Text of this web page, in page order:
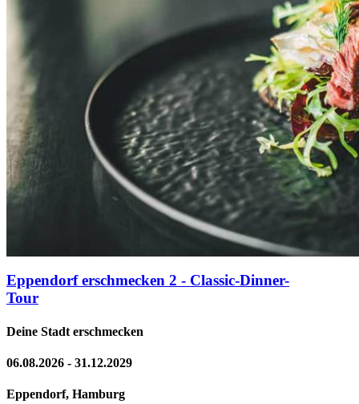
Eppendorf erschmecken 2 - Classic-Dinner-
Tour
Deine Stadt erschmecken
06.08.2026 - 31.12.2029
Eppendorf, Hamburg